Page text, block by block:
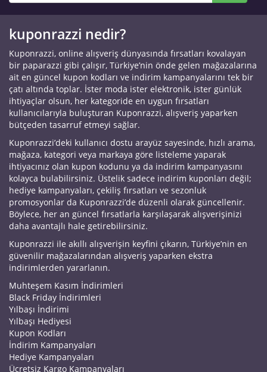
kuponrazzi nedir?
Kuponrazzi, online alışveriş dünyasında fırsatları kovalayan
bir paparazzi gibi çalışır, Türkiye’nin önde gelen mağazalarına
ait en güncel kupon kodları ve indirim kampanyalarını tek bir
çatı altında toplar. İster moda ister elektronik, ister günlük
ihtiyaçlar olsun, her kategoride en uygun fırsatları
kullanıcılarıyla buluşturan Kuponrazzi, alışveriş yaparken
bütçeden tasarruf etmeyi sağlar.
Kuponrazzi’deki kullanıcı dostu arayüz sayesinde, hızlı arama,
mağaza, kategori veya markaya göre listeleme yaparak
ihtiyacınız olan kupon kodunu ya da indirim kampanyasını
kolayca bulabilirsiniz. Üstelik sadece indirim kuponları değil;
hediye kampanyaları, çekiliş fırsatları ve sezonluk
promosyonlar da Kuponrazzi’de düzenli olarak güncellenir.
Böylece, her an güncel fırsatlarla karşılaşarak alışverişinizi
daha avantajlı hale getirebilirsiniz.
Kuponrazzi ile akıllı alışverişin keyfini çıkarın, Türkiye’nin en
güvenilir mağazalarından alışveriş yaparken ekstra
indirimlerden yararlanın.
Muhteşem Kasım İndirimleri
Black Friday İndirimleri
Yılbaşı İndirimi
Yılbaşı Hediyesi
Kupon Kodları
İndirim Kampanyaları
Hediye Kampanyaları
Ücretsiz Kargo Kampanyaları